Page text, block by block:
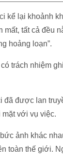
kể lại khoảnh
tất cả đều
hoảng loạn”.
trách nhiệm
được lan
với vụ việc.
ảnh khác
toàn thế giới.